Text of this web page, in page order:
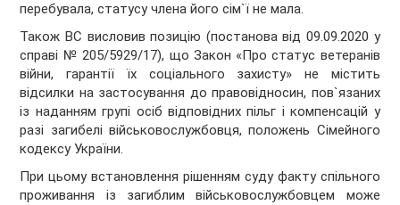
перебувала, статусу члена його сім`ї не мала.
Також ВС висловив позицію (постанова від 09.09.2020 у
справі № 205/5929/17), що Закон «Про статус ветеранів
війни, гарантії їх соціального захисту» не містить
відсилки на застосування до правовідносин, пов`язаних
із наданням групі осіб відповідних пільг і компенсацій у
разі загибелі військовослужбовця, положень Сімейного
кодексу України.
При цьому встановлення рішенням суду факту спільного
проживання із загиблим військовослужбовцем може